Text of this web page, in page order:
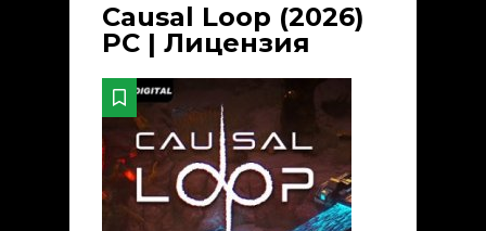
Causal Loop (2026)
PC | Лицензия